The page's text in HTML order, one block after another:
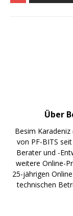
Über
Besim
von PF-BITS
Berater und -
weitere Online-
25-jährigen
technischen